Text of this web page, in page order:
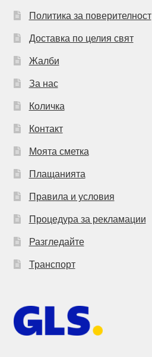
Политика за поверителност
Доставка по целия свят
Жалби
За нас
Количка
Контакт
Моята сметка
Плащанията
Правила и условия
Процедура за рекламации
Разгледайте
Транспорт